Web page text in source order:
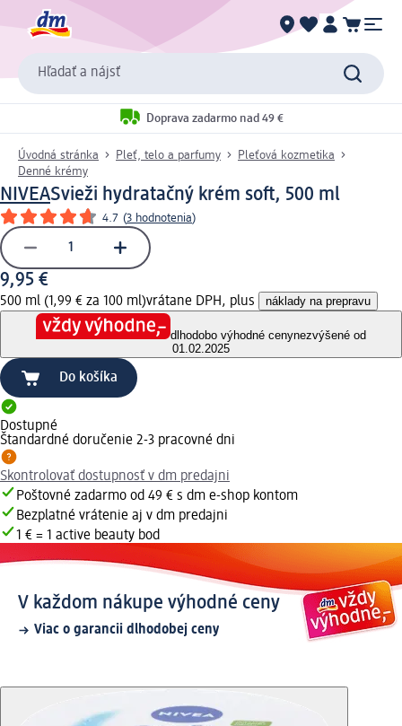
Hľadať a nájsť
Doprava zadarmo nad 49 €
Úvodná stránka Pleť, telo a parfumy
Pleťová kozmetika
Denné krémy
NIVEASvieži hydratačný krém soft, 500 ml
4.7 (3 hodnotenia)
9,95 €
500 ml (1,99 € za 100 ml)vrátane DPH, plus náklady na prepravu
dlhodobo výhodné cenynezvýšené od
01.02.2025
Do košíka
Dostupné
Štandardné doručenie 2-3 pracovné dni
Skontrolovať dostupnosť v dm predajni
Poštovné zadarmo od 49 € s dm e-shop kontom
Bezplatné vrátenie aj v dm predajni
1 € = 1 active beauty bod
V každom nákupe výhodné ceny
Viac o garancii dlhodobej ceny